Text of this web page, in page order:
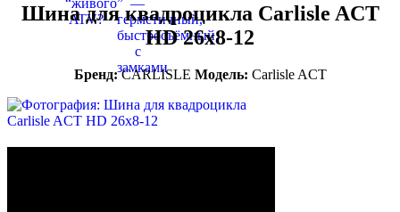
Шина для квадроцикла Carlisle ACT
HD 26x8-12
Бренд:CARLISLE Модель: Carlisle ACT